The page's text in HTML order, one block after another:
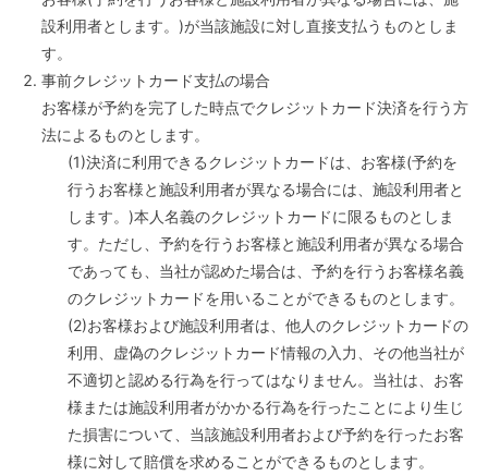
設利用者とします。)が当該施設に対し直接支払うものとしま
す。
事前クレジットカード支払の場合
お客様が予約を完了した時点でクレジットカード決済を行う方
法によるものとします。
(1)決済に利用できるクレジットカードは、お客様(予約を
行うお客様と施設利用者が異なる場合には、施設利用者と
します。)本人名義のクレジットカードに限るものとしま
す。ただし、予約を行うお客様と施設利用者が異なる場合
であっても、当社が認めた場合は、予約を行うお客様名義
のクレジットカードを用いることができるものとします。
(2)お客様および施設利用者は、他人のクレジットカードの
利用、虚偽のクレジットカード情報の入力、その他当社が
不適切と認める行為を行ってはなりません。当社は、お客
様または施設利用者がかかる行為を行ったことにより生じ
た損害について、当該施設利用者および予約を行ったお客
様に対して賠償を求めることができるものとします。